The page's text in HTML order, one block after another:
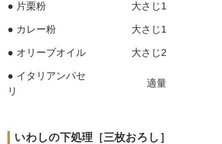
● 片栗粉 大さじ1
● カレー粉 大さじ1
● オリーブオイル 大さじ2
● イタリアンパセ
リ
適量
いわしの下処理［三枚おろし］